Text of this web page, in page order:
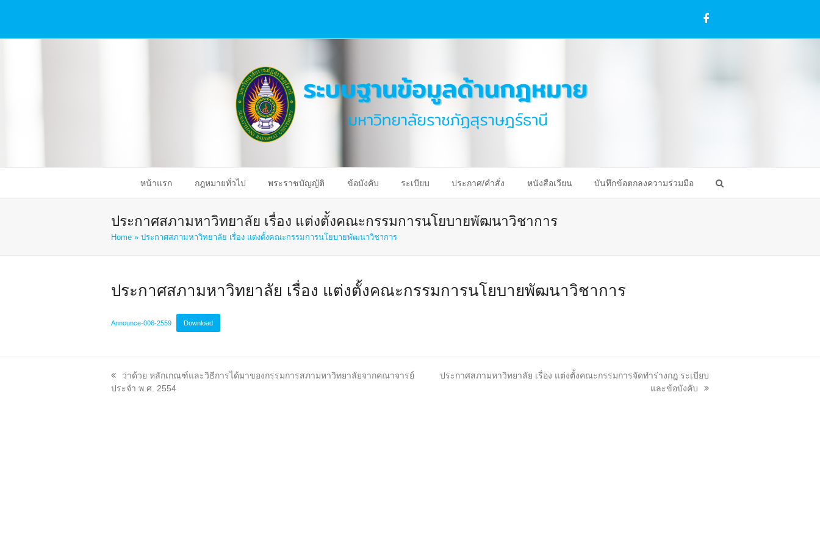
Facebook
หน้าแรก กฎหมายทั่วไป พระราชบัญญัติ ข้อบังคับ ระเบียบ ประกาศ/คำสั่ง หนังสือเวียน บันทึกข้อตกลงความร่วมมือ
ประกาศสภามหาวิทยาลัย เรื่อง แต่งตั้งคณะกรรมการนโยบายพัฒนาวิชาการ
Home » ประกาศสภามหาวิทยาลัย เรื่อง แต่งตั้งคณะกรรมการนโยบายพัฒนาวิชาการ
ประกาศสภามหาวิทยาลัย เรื่อง แต่งตั้งคณะกรรมการนโยบายพัฒนาวิชาการ
Announce-006-2559 Download
previous
post:
ว่าด้วย หลักเกณฑ์และวิธีการได้มาของกรรมการสภามหาวิทยาลัยจากคณาจารย์
ประจำ พ.ศ. 2554
next
ประกาศสภามหาวิทยาลัย เรื่อง แต่งตั้งคณะกรรมการจัดทำร่างกฎ ระเบียบ
และข้อบังคับ